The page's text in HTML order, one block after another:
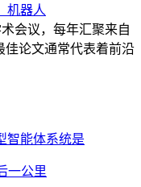
机器人
会议，每年汇聚来自
佳论文通常代表着前沿
智能体系统是
一公里